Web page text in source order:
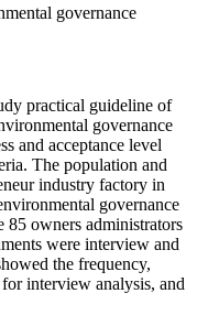
governance
practical guideline of
governance
and acceptance level
The population and
industry factory in
governance
85 owners administrators
were interview and
the frequency,
interview analysis, and